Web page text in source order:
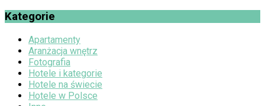
Kategorie
Apartamenty
Aranżacja wnętrz
Fotografia
Hotele i kategorie
Hotele na świecie
Hotele w Polsce